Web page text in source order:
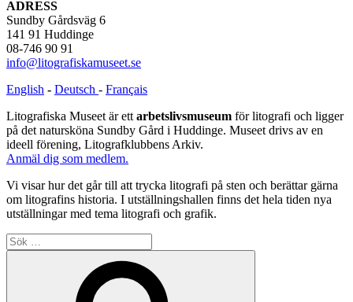
ADRESS
Sundby Gårdsväg 6
141 91 Huddinge
08-746 90 91
info@litografiskamuseet.se
English - Deutsch - Français
Litografiska Museet är ett arbetslivsmuseum för litografi och ligger
på det natursköna Sundby Gård i Huddinge. Museet drivs av en
ideell förening, Litografklubbens Arkiv.
Anmäl dig som medlem.
Vi visar hur det går till att trycka litografi på sten och berättar gärna
om litografins historia. I utställningshallen finns det hela tiden nya
utställningar med tema litografi och grafik.
Sök
efter: